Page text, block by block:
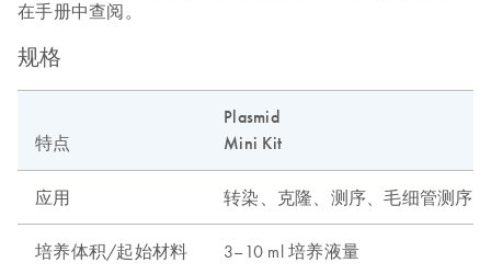
在手册中查阅。
规格
特点
Plasmid
Mini Kit
应用 转染、克隆、测序、毛细管测序等
培养体积/起始材料 3–10 ml 培养液量